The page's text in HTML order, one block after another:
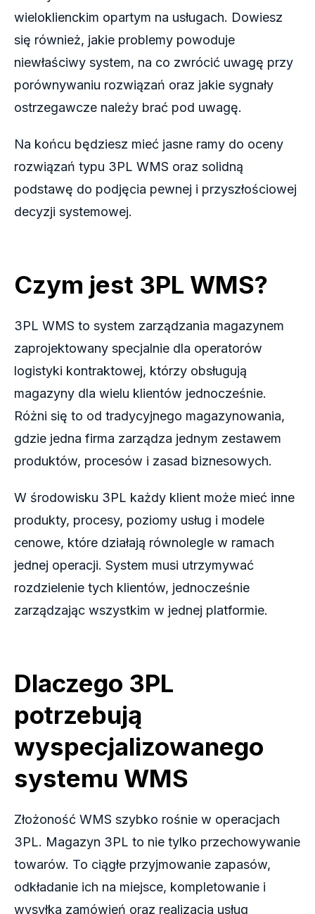
wieloklienckim opartym na usługach. Dowiesz
się również, jakie problemy powoduje
niewłaściwy system, na co zwrócić uwagę przy
porównywaniu rozwiązań oraz jakie sygnały
ostrzegawcze należy brać pod uwagę.
Na końcu będziesz mieć jasne ramy do oceny
rozwiązań typu 3PL WMS oraz solidną
podstawę do podjęcia pewnej i przyszłościowej
decyzji systemowej.
Czym jest 3PL WMS?
3PL WMS to system zarządzania magazynem
zaprojektowany specjalnie dla operatorów
logistyki kontraktowej, którzy obsługują
magazyny dla wielu klientów jednocześnie.
Różni się to od tradycyjnego magazynowania,
gdzie jedna firma zarządza jednym zestawem
produktów, procesów i zasad biznesowych.
W środowisku 3PL każdy klient może mieć inne
produkty, procesy, poziomy usług i modele
cenowe, które działają równolegle w ramach
jednej operacji. System musi utrzymywać
rozdzielenie tych klientów, jednocześnie
zarządzając wszystkim w jednej platformie.
Dlaczego 3PL
potrzebują
wyspecjalizowanego
systemu WMS
Złożoność WMS szybko rośnie w operacjach
3PL. Magazyn 3PL to nie tylko przechowywanie
towarów. To ciągłe przyjmowanie zapasów,
odkładanie ich na miejsce, kompletowanie i
wysyłka zamówień oraz realizacja usług